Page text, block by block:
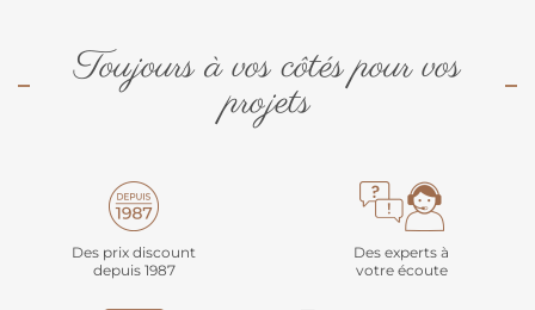
Toujours à vos côtés pour vos
projets
Des prix discount
depuis 1987
Des experts à
votre écoute